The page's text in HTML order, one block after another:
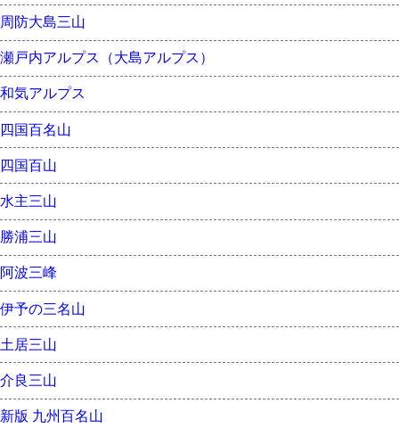
周防大島三山
瀬戸内アルプス（大島アルプス）
和気アルプス
四国百名山
四国百山
水主三山
勝浦三山
阿波三峰
伊予の三名山
土居三山
介良三山
新版 九州百名山